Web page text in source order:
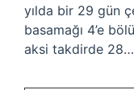
yılda bir 29 gün
basamağı 4’e
aksi takdirde 28…